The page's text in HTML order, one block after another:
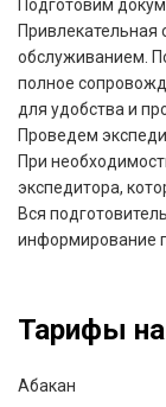
Подготовим
Привлекательная
обслуживанием.
полное
для удобства и
Проведем
При
экспедитора,
Вся
информирование
Тарифы на
Абакан